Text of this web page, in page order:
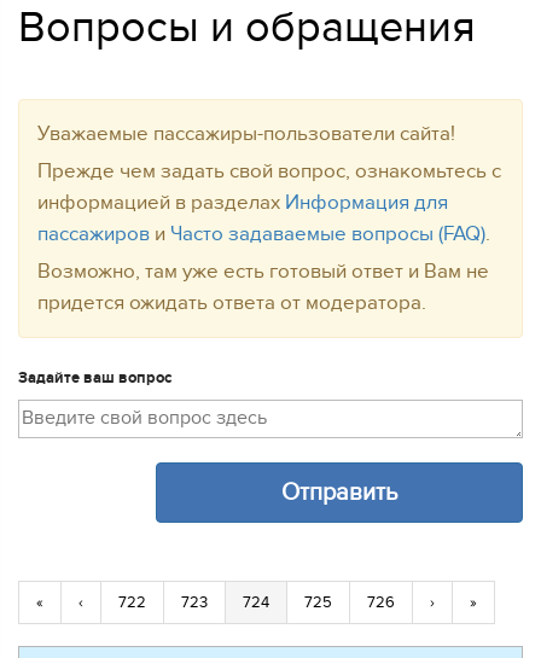
Вопросы и обращения
Уважаемые пассажиры-пользователи сайта!
Прежде чем задать свой вопрос, ознакомьтесь с
информацией в разделах Информация для
пассажиров и Часто задаваемые вопросы (FAQ).
Возможно, там уже есть готовый ответ и Вам не
придется ожидать ответа от модератора.
Задайте ваш вопрос
« ‹ 722 723 724 725 726 › »